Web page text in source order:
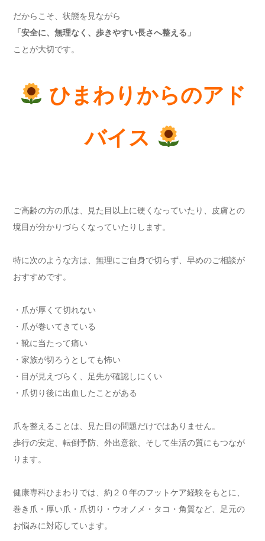
だからこそ、状態を見ながら
「安全に、無理なく、歩きやすい長さへ整える」
ことが大切です。
ひまわりからのアド
バイス
ご高齢の方の爪は、見た目以上に硬くなっていたり、皮膚との
境目が分かりづらくなっていたりします。
特に次のような方は、無理にご自身で切らず、早めのご相談が
おすすめです。
・爪が厚くて切れない
・爪が巻いてきている
・靴に当たって痛い
・家族が切ろうとしても怖い
・目が見えづらく、足先が確認しにくい
・爪切り後に出血したことがある
爪を整えることは、見た目の問題だけではありません。
歩行の安定、転倒予防、外出意欲、そして生活の質にもつなが
ります。
健康専科ひまわりでは、約２０年のフットケア経験をもとに、
巻き爪・厚い爪・爪切り・ウオノメ・タコ・角質など、足元の
お悩みに対応しています。